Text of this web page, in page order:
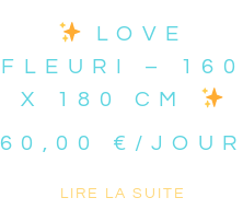
LOVE
FLEURI – 160
X 180 CM
60,00 € /
LIRE LA SUITE